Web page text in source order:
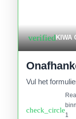
verifiedKIWA
Vul het
check_circle
1